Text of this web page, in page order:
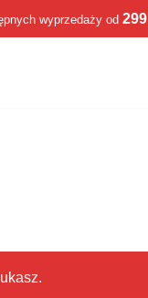
wyprzedaży od 299